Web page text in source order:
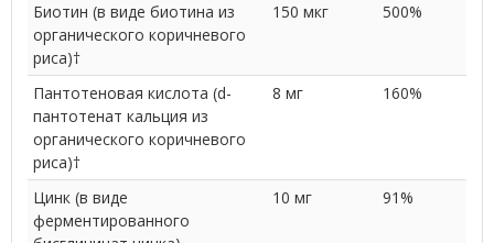
Биотин (в виде биотина из
органического коричневого
риса)†
150 мкг 500%
Пантотеновая кислота (d-
пантотенат кальция из
органического коричневого
риса)†
8 мг 160%
Цинк (в виде
ферментированного
10 мг 91%